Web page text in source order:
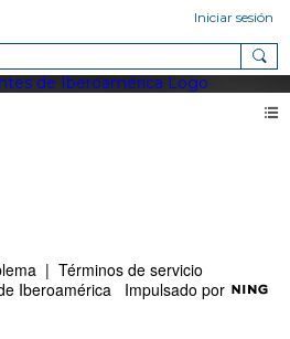
Iniciar sesión
| Términos de servicio
Iberoamérica Impulsado por